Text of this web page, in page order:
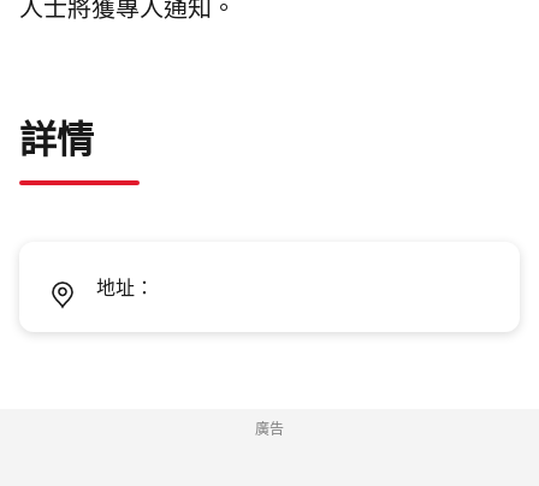
人士將獲專人通知。
詳情
地址：
廣告